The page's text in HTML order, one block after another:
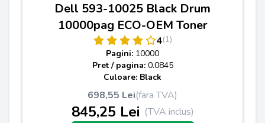
Dell 593-10025 Black Drum
10000pag ECO-OEM Toner
4(1)
Pagini: 10000
Pret / pagina: 0.0845
Culoare: Black
698,55 Lei(fara TVA)
845,25 Lei (TVA inclus)